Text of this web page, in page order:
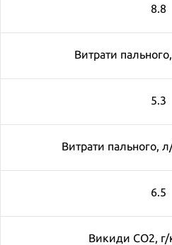
8.8
Витрати
5.3
Витрати пального,
6.5
Викиди CO2,